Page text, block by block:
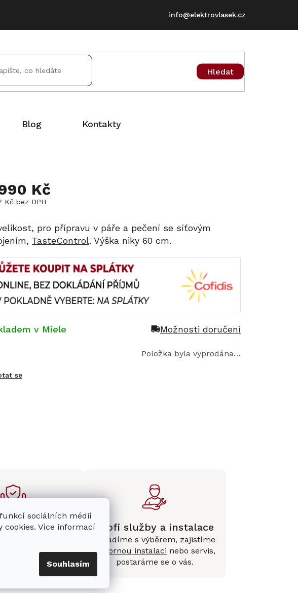
sociálních médií
cookies. Více informací
Souhlasím
info@elektrovlasek.cz
Hledat
Blog Kontakty
Kč
Kč bez DPH
Položka byla vyprodána…
pro přípravu v páře a pečení se síťovým
TasteControl. Výška niky 60 cm.
se
v Miele Možnosti doručení
prodejce
Miele se
od roku 2001.
Profi služby a instalace
Poradíme s výběrem, zajistíme
odbornou instalaci nebo servis,
postaráme se o vás.